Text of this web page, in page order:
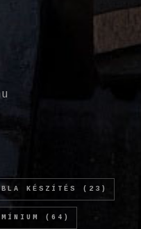
KÉSZÍTÉS (23)
(64)